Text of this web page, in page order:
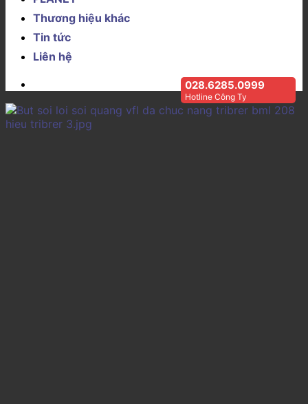
Thương hiệu khác
Tin tức
Liên hệ
028.6285.0999
Hotline Công Ty